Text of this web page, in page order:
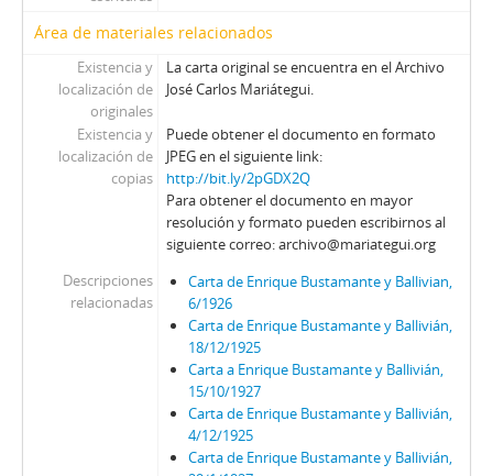
Área de materiales relacionados
Existencia y
localización de
originales
La carta original se encuentra en el Archivo
José Carlos Mariátegui.
Existencia y
localización de
copias
Puede obtener el documento en formato
JPEG en el siguiente link:
http://bit.ly/2pGDX2Q
Para obtener el documento en mayor
resolución y formato pueden escribirnos al
siguiente correo: archivo@mariategui.org
Descripciones
relacionadas
Carta de Enrique Bustamante y Ballivian,
6/1926
Carta de Enrique Bustamante y Ballivián,
18/12/1925
Carta a Enrique Bustamante y Ballivián,
15/10/1927
Carta de Enrique Bustamante y Ballivián,
4/12/1925
Carta de Enrique Bustamante y Ballivián,